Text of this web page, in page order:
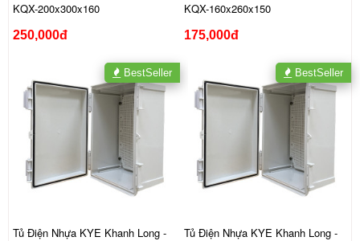
KQX-200x300x160
250,000đ
KQX-160x260x150
175,000đ
Tủ Điện Nhựa KYE Khanh Long -
BestSeller
Tủ Điện Nhựa KYE Khanh Long -
BestSeller